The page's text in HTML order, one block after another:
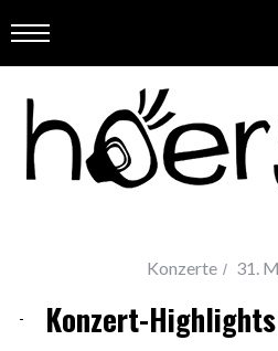
Konzerte 31.
Konzert-